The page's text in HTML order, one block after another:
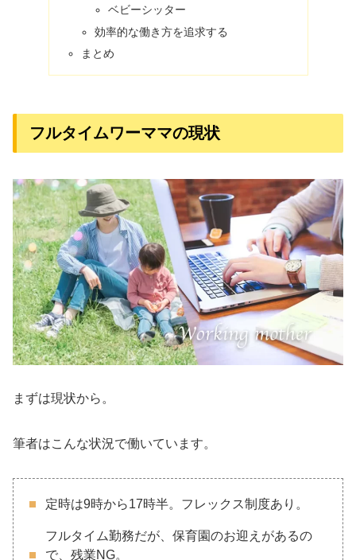
ベビーシッター
効率的な働き方を追求する
まとめ
フルタイムワーママの現状
まずは現状から。
筆者はこんな状況で働いています。
定時は9時から17時半。フレックス制度あり。
フルタイム勤務だが、保育園のお迎えがあるの
で、残業NG。